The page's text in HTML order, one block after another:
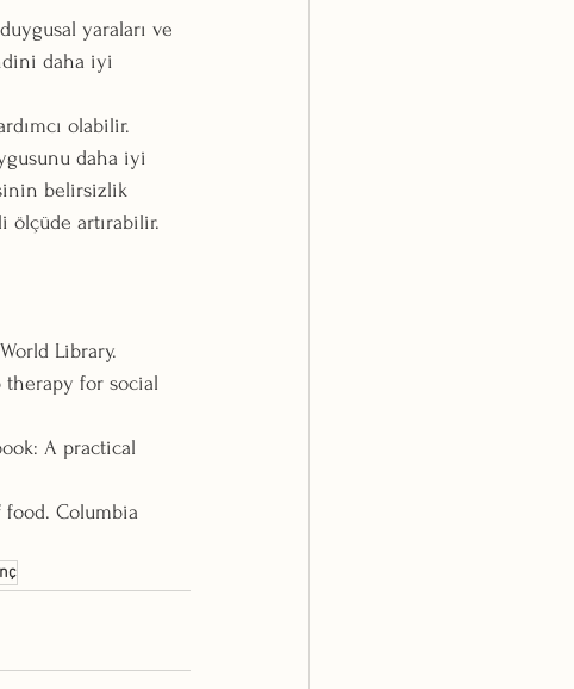
yaraları ve
daha iyi
olabilir.
daha iyi
belirsizlik
ölçüde artırabilir.
Library.
therapy for social
A practical
Columbia